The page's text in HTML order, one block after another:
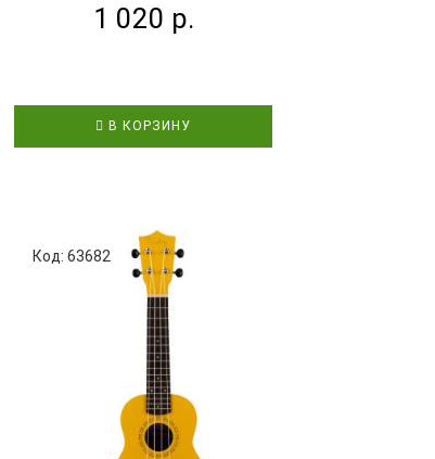
1 020 р.
В КОРЗИНУ
Код: 63682